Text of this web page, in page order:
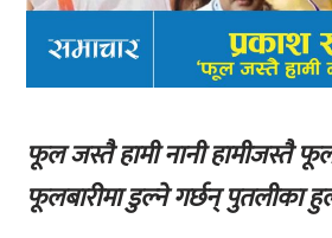
फूल जस्तै हामी नानी हामीजस्तै
फूलबारीमा डुल्ने गर्छन् पुतलीका